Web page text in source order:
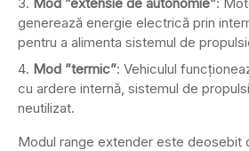
Mod ”extensie de autonomie”:
generează energie electrică prin
pentru a alimenta sistemul de
Mod ”termic”: Vehiculul
cu ardere internă, sistemul de
neutilizat.
Modul range extender este deosebit